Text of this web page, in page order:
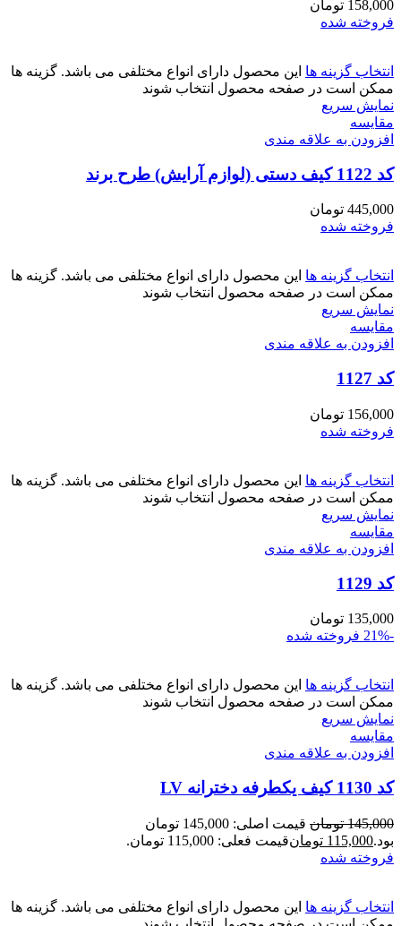
158,000 تومان
فروخته شده
انتخاب گزینه ها این محصول دارای انواع مختلفی می باشد. گزینه ها
ممکن است در صفحه محصول انتخاب شوند
نمایش سریع
مقايسه
افزودن به علاقه مندی
کد 1122 کیف دستی (لوازم آرایش) طرح برند
445,000 تومان
فروخته شده
انتخاب گزینه ها این محصول دارای انواع مختلفی می باشد. گزینه ها
ممکن است در صفحه محصول انتخاب شوند
نمایش سریع
مقايسه
افزودن به علاقه مندی
کد 1127
156,000 تومان
فروخته شده
انتخاب گزینه ها این محصول دارای انواع مختلفی می باشد. گزینه ها
ممکن است در صفحه محصول انتخاب شوند
نمایش سریع
مقايسه
افزودن به علاقه مندی
کد 1129
135,000 تومان
-21%
فروخته شده
انتخاب گزینه ها این محصول دارای انواع مختلفی می باشد. گزینه ها
ممکن است در صفحه محصول انتخاب شوند
نمایش سریع
مقايسه
افزودن به علاقه مندی
کد 1130 کیف یکطرفه دخترانه LV
145,000 تومان
قیمت اصلی: 145,000 تومان
بود.115,000 تومانقیمت فعلی: 115,000 تومان.
فروخته شده
انتخاب گزینه ها این محصول دارای انواع مختلفی می باشد. گزینه ها